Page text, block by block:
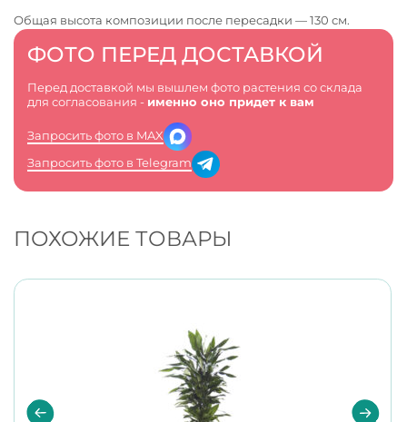
ФОТО ПЕРЕД ДОСТАВКОЙ
Перед доставкой мы вышлем фото растения со склада
для согласования - именно оно придет к вам
Запросить фото в MAX
Запросить фото в Telegram
Общая высота композиции после пересадки — 130 см.
ПОХОЖИЕ ТОВАРЫ